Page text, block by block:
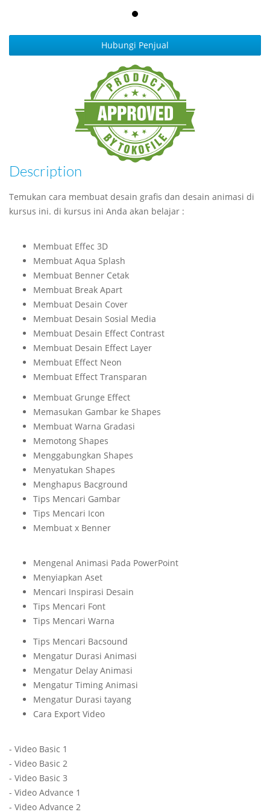
Hubungi Penjual
Description
Temukan cara membuat desain grafis dan desain animasi di
kursus ini. di kursus ini Anda akan belajar :
Membuat Effec 3D
Membuat Aqua Splash
Membuat Benner Cetak
Membuat Break Apart
Membuat Desain Cover
Membuat Desain Sosial Media
Membuat Desain Effect Contrast
Membuat Desain Effect Layer
Membuat Effect Neon
Membuat Effect Transparan
Membuat Grunge Effect
Memasukan Gambar ke Shapes
Membuat Warna Gradasi
Memotong Shapes
Menggabungkan Shapes
Menyatukan Shapes
Menghapus Bacground
Tips Mencari Gambar
Tips Mencari Icon
Membuat x Benner
Mengenal Animasi Pada PowerPoint
Menyiapkan Aset
Mencari Inspirasi Desain
Tips Mencari Font
Tips Mencari Warna
Tips Mencari Bacsound
Mengatur Durasi Animasi
Mengatur Delay Animasi
Mengatur Timing Animasi
Mengatur Durasi tayang
Cara Export Video
- Video Basic 1
- Video Basic 2
- Video Basic 3
- Video Advance 1
- Video Advance 2